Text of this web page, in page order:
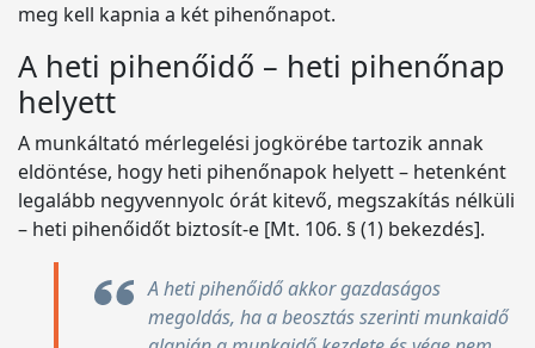
meg kell kapnia a két pihenőnapot.
A heti pihenőidő – heti pihenőnap
helyett
A munkáltató mérlegelési jogkörébe tartozik annak
eldöntése, hogy heti pihenőnapok helyett – hetenként
legalább negyvennyolc órát kitevő, megszakítás nélküli
– heti pihenőidőt biztosít-e [Mt. 106. § (1) bekezdés].
A heti pihenőidő akkor gazdaságos
megoldás, ha a beosztás szerinti munkaidő